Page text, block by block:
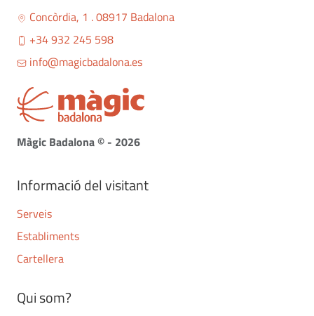
Concòrdia, 1 . 08917 Badalona
+34 932 245 598
info@magicbadalona.es
Màgic Badalona © - 2026
Informació del visitant
Serveis
Establiments
Cartellera
Qui som?